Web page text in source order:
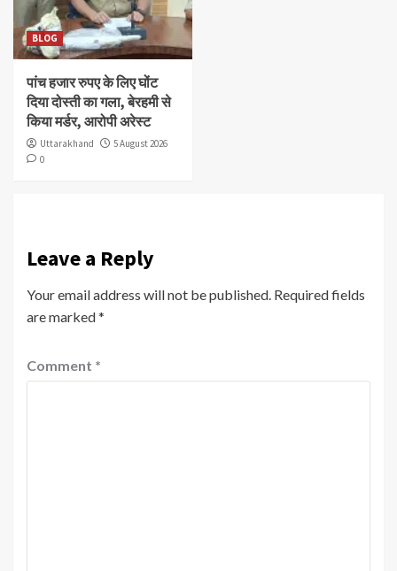
BLOG
पांच हजार रुपए के लिए घोंट
दिया दोस्ती का गला, बेरहमी से
किया मर्डर, आरोपी अरेस्ट
Uttarakhand
5 August 2026
0
Leave a Reply
Your email address will not be published. Required fields
are marked*
Comment *